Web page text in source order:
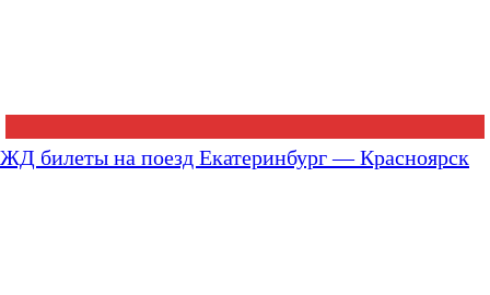
ЖД билеты на поезд Екатеринбург — Красноярск